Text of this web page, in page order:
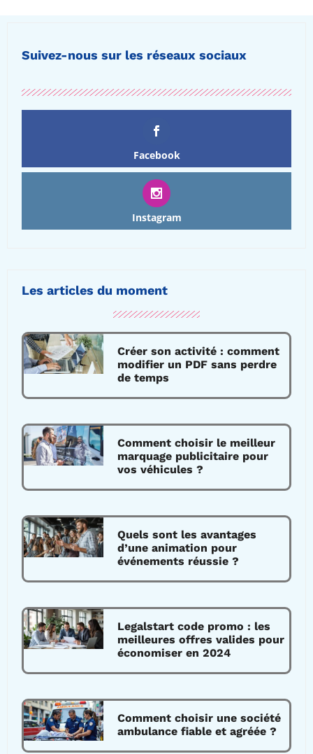
Suivez-nous sur les réseaux sociaux
Facebook
Instagram
Les articles du moment
Créer son activité : comment
modifier un PDF sans perdre
de temps
Comment choisir le meilleur
marquage publicitaire pour
vos véhicules ?
Quels sont les avantages
d’une animation pour
événements réussie ?
Legalstart code promo : les
meilleures offres valides pour
économiser en 2024
Comment choisir une société
ambulance fiable et agréée ?